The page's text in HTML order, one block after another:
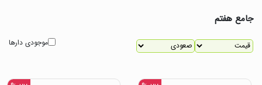
جامع هفتم
موجودی دارها